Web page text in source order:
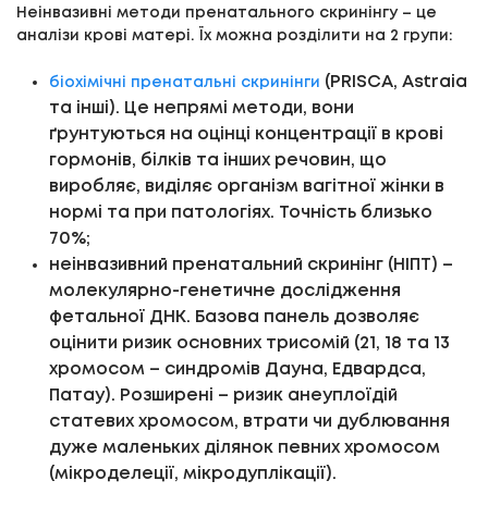
Неінвазивні методи пренатального скринінгу – це
аналізи крові матері. Їх можна розділити на 2 групи:
біохімічні пренатальні скринінги (PRISCA, Astraia
та інші). Це непрямі методи, вони
ґрунтуються на оцінці концентрації в крові
гормонів, білків та інших речовин, що
виробляє, виділяє організм вагітної жінки в
нормі та при патологіях. Точність близько
70%;
неінвазивний пренатальний скринінг (НІПТ) –
молекулярно-генетичне дослідження
фетальної ДНК. Базова панель дозволяє
оцінити ризик основних трисомій (21, 18 та 13
хромосом – синдромів Дауна, Едвардса,
Патау). Розширені – ризик анеуплоїдій
статевих хромосом, втрати чи дублювання
дуже маленьких ділянок певних хромосом
(мікроделеції, мікродуплікації).